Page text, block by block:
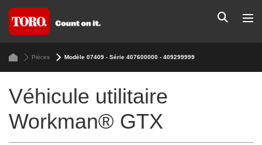
Pièces Modèle 07409 - Série 407600000 - 409299999
Véhicule utilitaire
Workman® GTX